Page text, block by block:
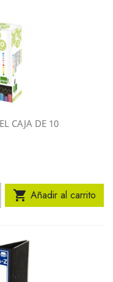
CAJA DE 10
 Añadir al carrito